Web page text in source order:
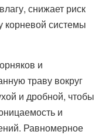
снижает риск
корневой системы
и
траву вокруг
и дробной, чтобы
и
Равномерное